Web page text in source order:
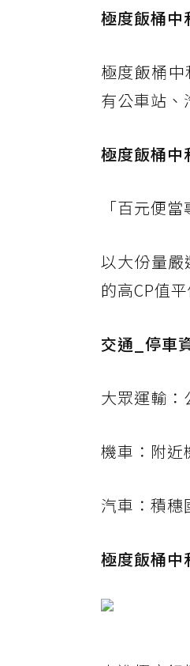
極度飯桶中
極度飯桶
有公車站、
極度飯桶中
「百元便
以大份量
的高CP值
交通_停車
大眾運輸：
機車：附近
汽車：積穗
極度飯桶中